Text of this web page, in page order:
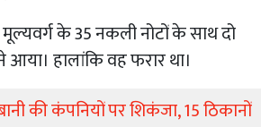
के 35 नकली नोटों के साथ दो
हालांकि वह फरार था।
की कंपनियों पर शिकंजा, 15 ठिकानों